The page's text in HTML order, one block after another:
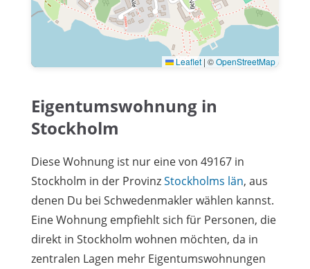
Leaflet | ©OpenStreetMap
Eigentumswohnung in
Stockholm
Diese Wohnung ist nur eine von 49167 in
Stockholm in der ProvinzStockholms län, aus
denen Du bei Schwedenmakler wählen kannst.
Eine Wohnung empfiehlt sich für Personen, die
direkt in Stockholm wohnen möchten, da in
zentralen Lagen mehr Eigentumswohnungen